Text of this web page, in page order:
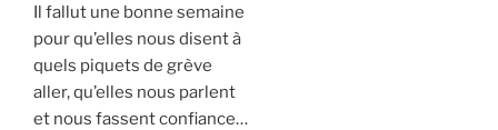
Il fallut une bonne semaine
pour qu’elles nous disent à
quels piquets de grève
aller, qu’elles nous parlent
et nous fassent confiance…